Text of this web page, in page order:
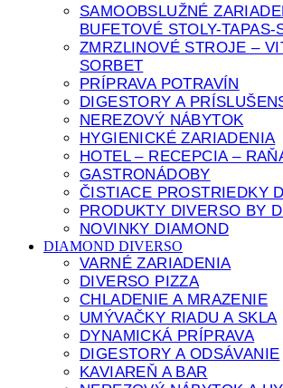
SAMOOBSLUŽNÉ
BUFETOVÉ STOLY-TAPAS-
ZMRZLINOVÉ STROJE –
SORBET
PRÍPRAVA POTRAVÍN
DIGESTORY A
NEREZOVÝ NÁBYTOK
HYGIENICKÉ ZARIADENIA
HOTEL – RECEPCIA –
GASTRONÁDOBY
ČISTIACE PROSTRIEDKY
PRODUKTY DIVERSO BY
NOVINKY DIAMOND
DIAMOND DIVERSO
VARNÉ ZARIADENIA
DIVERSO PIZZA
CHLADENIE A MRAZENIE
UMÝVAČKY RIADU A SKLA
DYNAMICKÁ PRÍPRAVA
DIGESTORY A ODSÁVANIE
KAVIAREŇ A BAR